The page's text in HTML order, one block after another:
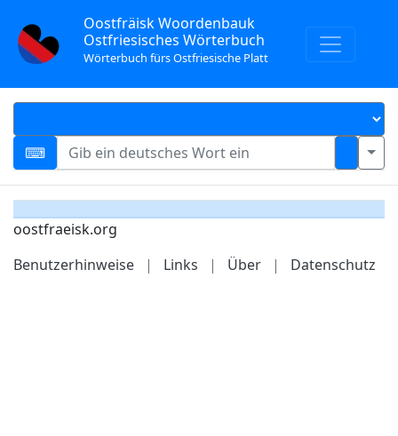
Oostfräisk Woordenbauk
Ostfriesisches Wörterbuch
Wörterbuch fürs Ostfriesische Platt
oostfraeisk.org
Benutzerhinweise
| Links | Über | Datenschutz